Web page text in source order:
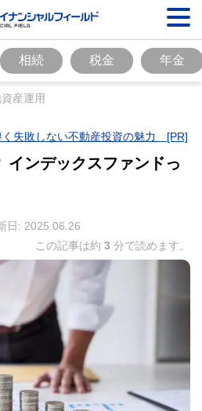
相続 税金 年金
産運用
く失敗しない不動産投資の魅力 [PR]
インデックスファンドっ
日: 2025.06.26
この記事は約 3 分で読めます。